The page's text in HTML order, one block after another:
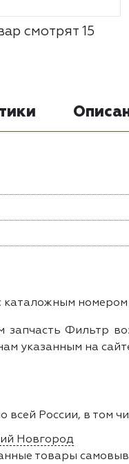
смотрят 15
запчасть Фильтр
указанным на
всей России, в том
Новгород
товары